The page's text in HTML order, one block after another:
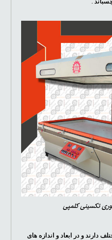
تکسینی کلمپی
دارند و در ابعاد و اندازه های